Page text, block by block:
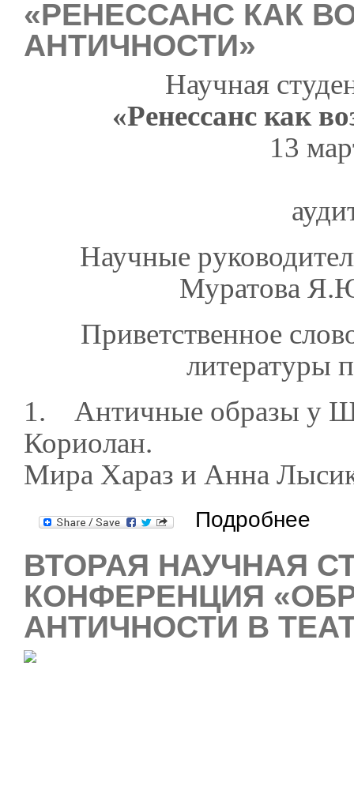
«РЕНЕССАНС КАК
АНТИЧНОСТИ»
Научная
«Ренессанс как
13
Научные
Муратова
Приветственное
литературы
1. Античные образы у
Кориолан.
Мира Хараз и Анна
Подробнее
ВТОРАЯ НАУЧНАЯ
КОНФЕРЕНЦИЯ
АНТИЧНОСТИ В